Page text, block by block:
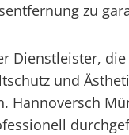
zu
Dienstleister,
und
Hannoversch